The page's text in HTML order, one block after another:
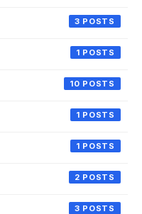
3
1
10
1
1
2
3